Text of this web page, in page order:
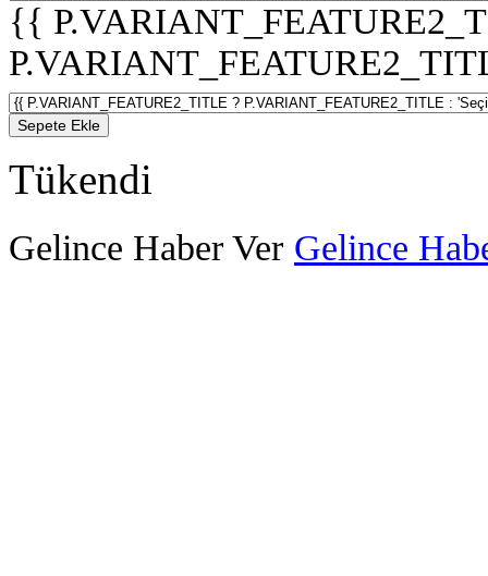
{{
Sepete Ekle
Tükendi
Gelince Haber Ver Gelince